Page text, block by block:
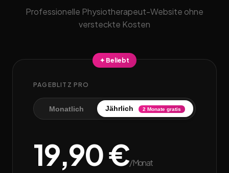
Professionelle Physiotherapeut-Website ohne
versteckte Kosten
✦ Beliebt
PAGEBLITZ PRO
Monatlich Jährlich 2 Monate gratis
19,90 €/Monat